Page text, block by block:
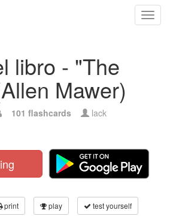
libro - "The
Mawer)
101 flashcards lack
print play test yourself